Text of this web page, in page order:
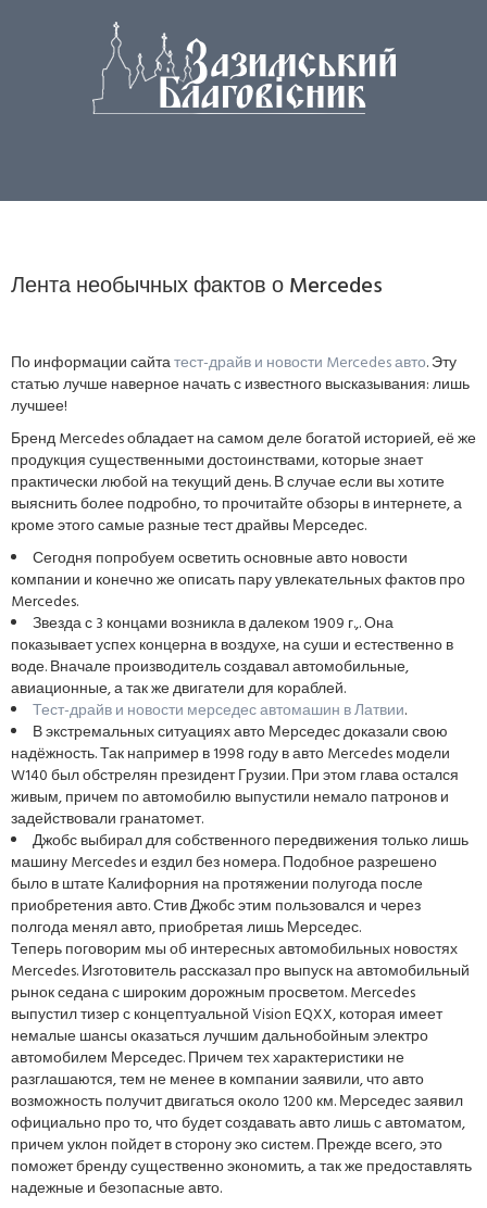
Лента необычных фактов о Mercedes
По информации сайтатест-драйв и новости Mercedes авто. Эту
статью лучше наверное начать с известного высказывания: лишь
лучшее!
Бренд Mercedes обладает на самом деле богатой историей, её же
продукция существенными достоинствами, которые знает
практически любой на текущий день. В случае если вы хотите
выяснить более подробно, то прочитайте обзоры в интернете, а
кроме этого самые разные тест драйвы Мерседес.
Сегодня попробуем осветить основные авто новости
компании и конечно же описать пару увлекательных фактов про
Mercedes.
Звезда с 3 концами возникла в далеком 1909 г.,. Она
показывает успех концерна в воздухе, на суши и естественно в
воде. Вначале производитель создавал автомобильные,
авиационные, а так же двигатели для кораблей.
Тест-драйв и новости мерседес автомашин в Латвии.
В экстремальных ситуациях авто Мерседес доказали свою
надёжность. Так например в 1998 году в авто Mercedes модели
W140 был обстрелян президент Грузии. При этом глава остался
живым, причем по автомобилю выпустили немало патронов и
задействовали гранатомет.
Джобс выбирал для собственного передвижения только лишь
машину Mercedes и ездил без номера. Подобное разрешено
было в штате Калифорния на протяжении полугода после
приобретения авто. Стив Джобс этим пользовался и через
полгода менял авто, приобретая лишь Мерседес.
Теперь поговорим мы об интересных автомобильных новостях
Mercedes. Изготовитель рассказал про выпуск на автомобильный
рынок седана с широким дорожным просветом. Mercedes
выпустил тизер с концептуальной Vision EQXX, которая имеет
немалые шансы оказаться лучшим дальнобойным электро
автомобилем Мерседес. Причем тех характеристики не
разглашаются, тем не менее в компании заявили, что авто
возможность получит двигаться около 1200 км. Мерседес заявил
официально про то, что будет создавать авто лишь с автоматом,
причем уклон пойдет в сторону эко систем. Прежде всего, это
поможет бренду существенно экономить, а так же предоставлять
надежные и безопасные авто.